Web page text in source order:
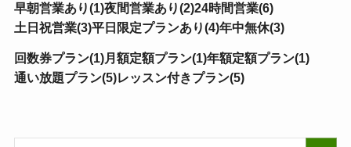
早朝営業あり(1)夜間営業あり(2)24時間営業(6)
土日祝営業(3)平日限定プランあり(4)年中無休(3)
回数券プラン(1)月額定額プラン(1)年額定額プラン(1)
通い放題プラン(5)レッスン付きプラン(5)